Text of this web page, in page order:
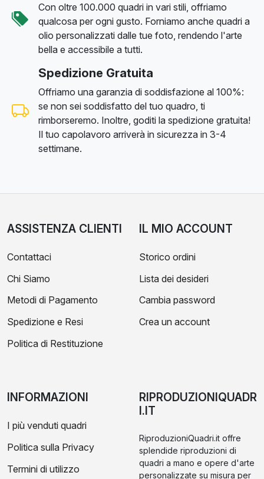
Con oltre 100.000 quadri in vari stili, offriamo
qualcosa per ogni gusto. Forniamo anche quadri a
olio personalizzati dalle tue foto, rendendo l'arte
bella e accessibile a tutti.
Spedizione Gratuita
Offriamo una garanzia di soddisfazione al 100%:
se non sei soddisfatto del tuo quadro, ti
rimborseremo. Inoltre, goditi la spedizione gratuita!
Il tuo capolavoro arriverà in sicurezza in 3-4
settimane.
ASSISTENZA CLIENTI
Contattaci
Chi Siamo
Metodi di Pagamento
Spedizione e Resi
Politica di Restituzione
IL MIO ACCOUNT
Storico ordini
Lista dei desideri
Cambia password
Crea un account
INFORMAZIONI
I più venduti quadri
Politica sulla Privacy
Termini di utilizzo
RIPRODUZIONIQUADR
I.IT
RiproduzioniQuadri.it offre
splendide riproduzioni di
quadri a mano e opere d'arte
personalizzate su misura per